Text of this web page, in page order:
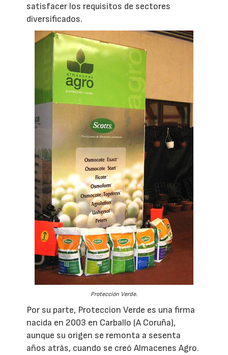
satisfacer los requisitos de sectores
diversificados.
Protección Verde.
Por su parte, Proteccion Verde es una firma
nacida en 2003 en Carballo (A Coruña),
aunque su origen se remonta a sesenta
años atrás, cuando se creó Almacenes Agro.